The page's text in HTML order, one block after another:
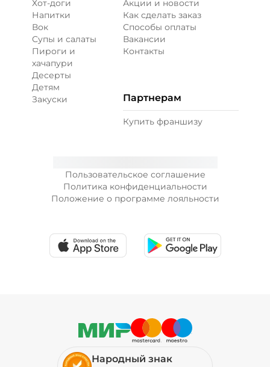
Пользовательское соглашение
Политика конфиденциальности
Положение о программе лояльности
Хот-доги
Напитки
Вок
Супы и салаты
Пироги и
хачапури
Десерты
Детям
Закуски
Акции и новости
Как сделать заказ
Способы оплаты
Вакансии
Контакты
Партнерам
Купить франшизу
Народный знак